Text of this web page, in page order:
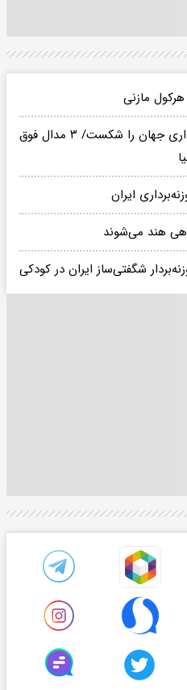
مازنی
علیرضا یوسفی رکورد وزنه‌برداری جهان را شکست/ ۳ مدال فوق
ایران
هند می‌شوند
شگفتی‌ساز ایران در کودکی